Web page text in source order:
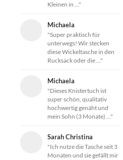
Kleinen in ..."
Michaela
"Super praktisch für
unterwegs! Wir stecken
diese Wickeltasche in den
Rucksack oder die ..."
Michaela
"Dieses Knistertuch ist
super schön, qualitativ
hochwertig genäht und
mein Sohn (3 Monate) ..."
Sarah Christina
"Ich nutze die Tasche seit 3
Monaten und sie gefällt mir